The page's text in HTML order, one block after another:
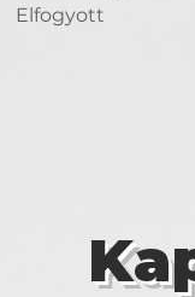
Elfogyott